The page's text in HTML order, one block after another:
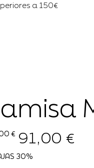
a 150€
€
de
oferta
91,00 €
30%